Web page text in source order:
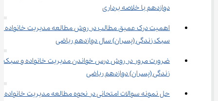
دوازدهم با خلاصه برداری
اهمیت درک عمیق مطالب در روش مطالعه مدیریت خانواده
سبک زندگی (پسران) سال دوازدهم ریاضی
ضرورت مرور در روش درس خواندن مدیریت خانواده و سبک
زندگی (پسران) دوازدهم ریاضی
حل نمونه سوالات امتحانی در نحوه مطالعه مدیریت خانواده